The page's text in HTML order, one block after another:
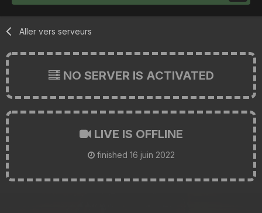
Aller vers serveurs
NO SERVER IS ACTIVATED
LIVE IS OFFLINE
finished 16 juin 2022